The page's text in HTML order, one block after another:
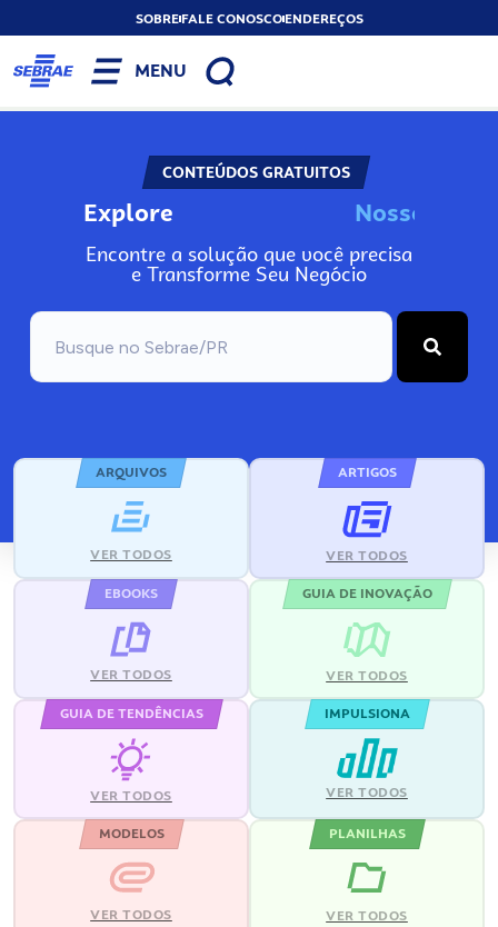
SOBREFALE CONOSCOENDEREÇOS
MENU
CONTEÚDOS GRATUITOS
Explore No
Encontre a solução que você precisa
e Transforme Seu Negócio
ARQUIVOS
VER TODOS
ARTIGOS
VER TODOS
EBOOKS
VER TODOS
GUIA DE INOVAÇÃO
VER TODOS
GUIA DE TENDÊNCIAS
VER TODOS
IMPULSIONA
VER TODOS
MODELOS
VER TODOS
PLANILHAS
VER TODOS